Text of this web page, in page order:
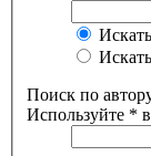
Поиск по
Используйте *